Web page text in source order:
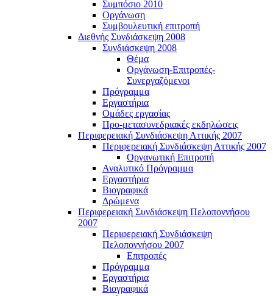
Συμπόσιο 2010
Οργάνωση
Συμβουλευτική επιτροπή
Διεθνής Συνδιάσκεψη 2008
Συνδιάσκεψη 2008
Θέμα
Οργάνωση-Επιτροπές-
Συνεργαζόμενοι
Πρόγραμμα
Εργαστήρια
Ομάδες εργασίας
Προ-μετασυνεδριακές εκδηλώσεις
Περιφερειακή Συνδιάσκεψη Αττικής 2007
Περιφερειακή Συνδιάσκεψη Αττικής 2007
Οργανωτική Επιτροπή
Αναλυτικό Πρόγραμμα
Εργαστήρια
Βιογραφικά
Δρώμενα
Περιφερειακή Συνδιάσκεψη Πελοποννήσου
2007
Περιφερειακή Συνδιάσκεψη
Πελοποννήσου 2007
Επιτροπές
Πρόγραμμα
Εργαστήρια
Βιογραφικά